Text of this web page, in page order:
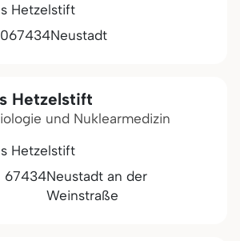
Hetzelstift
67434Neustadt
Hetzelstift
und Nuklearmedizin
Hetzelstift
67434Neustadt an der
Weinstraße